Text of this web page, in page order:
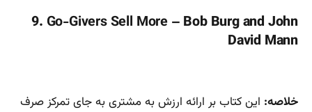
9. Go-Givers Sell More – Bob Burg and John
David Mann
خلاصه: این کتاب بر ارائه ارزش به مشتری به جای تمرکز صرف